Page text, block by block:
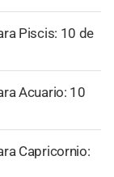
Piscis: 10 de
Acuario: 10
Capricornio: